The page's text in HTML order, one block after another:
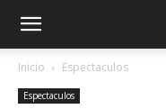
Inicio Espectaculos
Espectaculos